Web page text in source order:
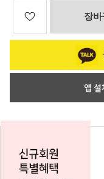
장바